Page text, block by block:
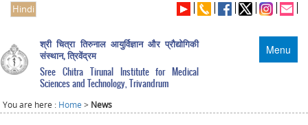
Hindi
Menu
श्री चित्रा तिरुनाल आयुर्विज्ञान और प्रौद्योगिकी
संस्थान, त्रिवेंद्रम
Sree Chitra Tirunal Institute for Medical
Sciences and Technology, Trivandrum
You are here : Home > News